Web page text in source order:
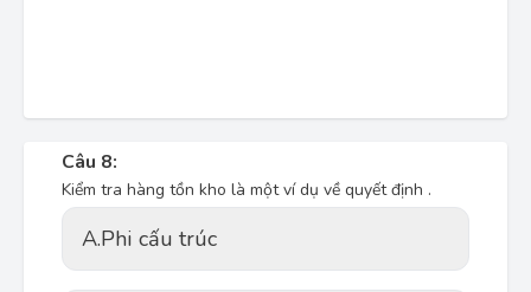
Câu 8:
Kiểm tra hàng tồn kho là một ví dụ về quyết định .
A.Phi cấu trúc